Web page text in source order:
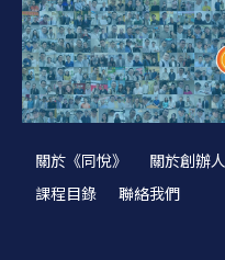
關於《同悅》 關於創辦人
課程目錄
聯絡我們